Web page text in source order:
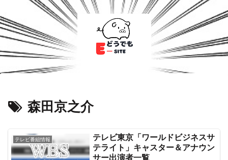
森田京之介
テレビ番組情報
テレビ東京「ワールドビジネスサ
テライト」キャスター＆アナウン
サー出演者一覧